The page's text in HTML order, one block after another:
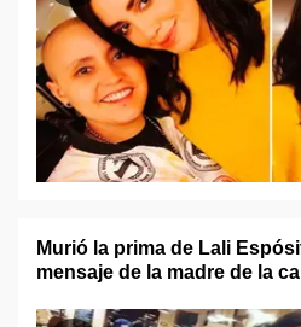
Murió la prima de Lali
mensaje de la madre de la